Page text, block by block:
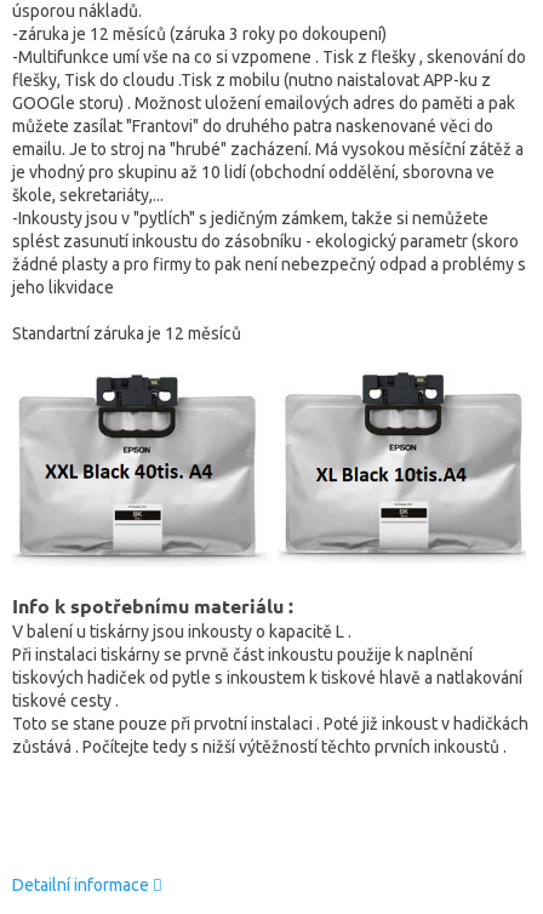
úsporou nákladů.
-záruka je 12 měsíců (záruka 3 roky po dokoupení)
-Multifunkce umí vše na co si vzpomene . Tisk z flešky , skenování do
flešky, Tisk do cloudu .Tisk z mobilu (nutno naistalovat APP-ku z
GOOGle storu) . Možnost uložení emailových adres do paměti a pak
můžete zasílat "Frantovi" do druhého patra naskenované věci do
emailu. Je to stroj na "hrubé" zacházení. Má vysokou měsíční zátěž a
je vhodný pro skupinu až 10 lidí (obchodní oddělění, sborovna ve
škole, sekretariáty,...
-Inkousty jsou v "pytlích" s jedičným zámkem, takže si nemůžete
splést zasunutí inkoustu do zásobníku - ekologický parametr (skoro
žádné plasty a pro firmy to pak není nebezpečný odpad a problémy s
jeho likvidace
Standartní záruka je 12 měsíců
Info k spotřebnímu materiálu :
V balení u tiskárny jsou inkousty o kapacitě L .
Při instalaci tiskárny se prvně část inkoustu použije k naplnění
tiskových hadiček od pytle s inkoustem k tiskové hlavě a natlakování
tiskové cesty .
Toto se stane pouze při prvotní instalaci . Poté již inkoust v hadičkách
zůstává . Počítejte tedy s nižší výtěžností těchto prvních inkoustů .
Detailní informace